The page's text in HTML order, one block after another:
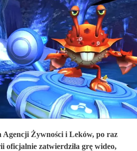
Żywności i Leków, po raz
oficjalnie zatwierdziła grę wideo,